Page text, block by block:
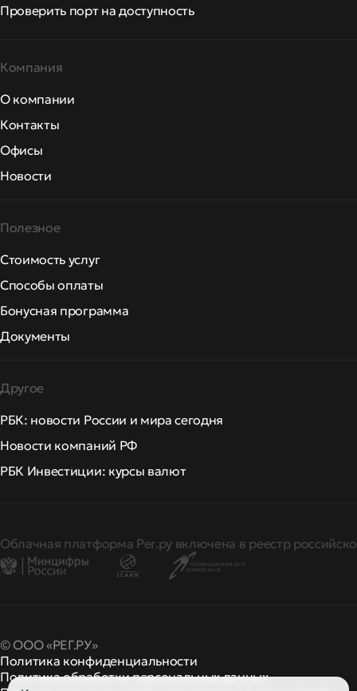
Проверить порт на доступность
Компания
О компании
Контакты
Офисы
Новости
Полезное
Стоимость услуг
Способы оплаты
Бонусная программа
Документы
Другое
РБК: новости России и мира сегодня
Новости компаний РФ
РБК Инвестиции: курсы валют
Облачная платформа Рег.ру включена в реестр
© ООО «РЕГ.РУ»
Политика конфиденциальности
Политика обработки персональных данных